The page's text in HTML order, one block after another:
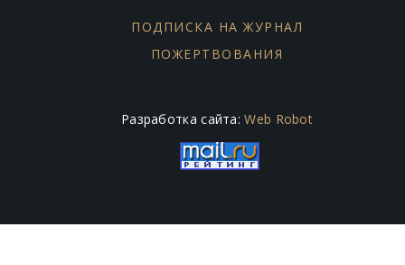
ПОДПИСКА НА ЖУРНАЛ
ПОЖЕРТВОВАНИЯ
Разработка сайта:Web Robot